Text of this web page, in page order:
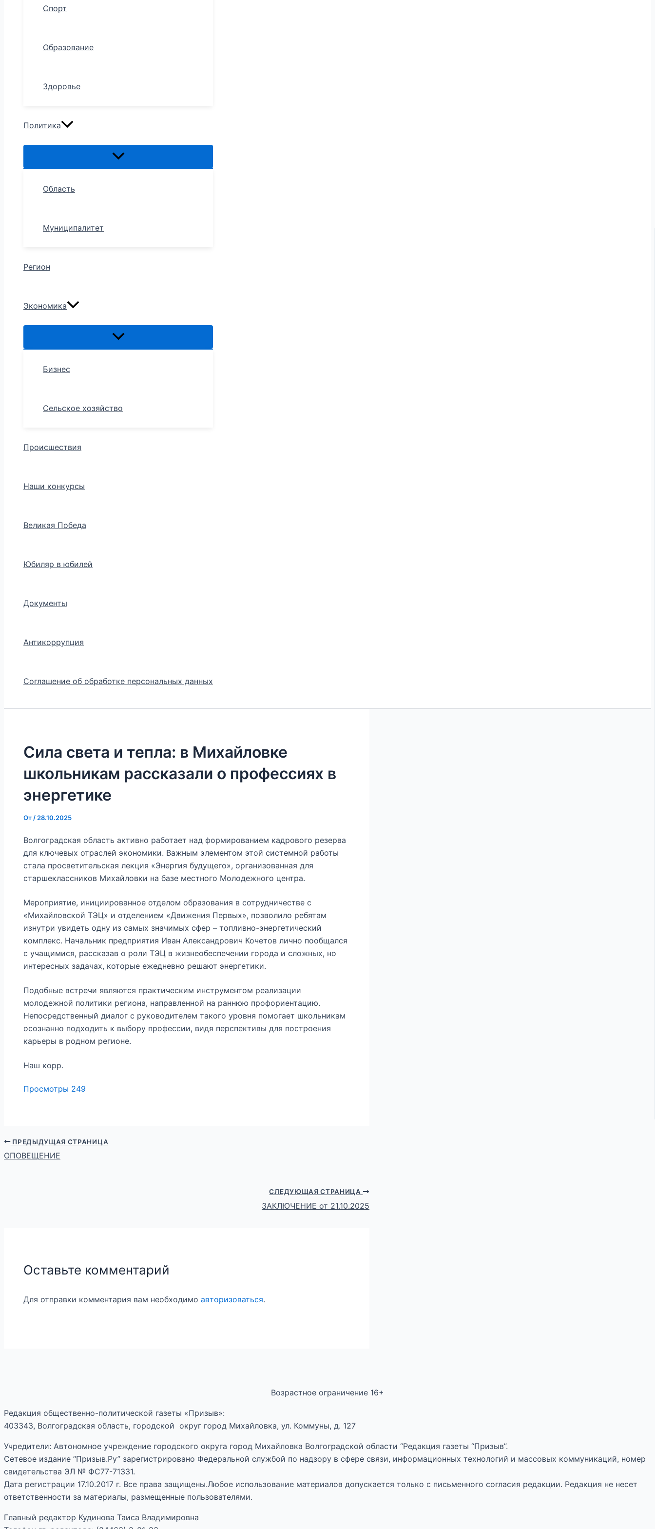
Спорт
Образование
Здоровье
Политика
Область
Муниципалитет
Регион
Экономика
Бизнес
Сельское хозяйство
Происшествия
Наши конкурсы
Великая Победа
Юбиляр в юбилей
Документы
Антикоррупция
Соглашение об обработке персональных данных
Сила света и тепла: в Михайловке
школьникам рассказали о профессиях в
энергетике
От / 28.10.2025
Волгоградская область активно работает над формированием кадрового резерва
для ключевых отраслей экономики. Важным элементом этой системной работы
стала просветительская лекция «Энергия будущего», организованная для
старшеклассников Михайловки на базе местного Молодежного центра.
Мероприятие, инициированное отделом образования в сотрудничестве с
«Михайловской ТЭЦ» и отделением «Движения Первых», позволило ребятам
изнутри увидеть одну из самых значимых сфер – топливно-энергетический
комплекс. Начальник предприятия Иван Александрович Кочетов лично пообщался
с учащимися, рассказав о роли ТЭЦ в жизнеобеспечении города и сложных, но
интересных задачах, которые ежедневно решают энергетики.
Подобные встречи являются практическим инструментом реализации
молодежной политики региона, направленной на раннюю профориентацию.
Непосредственный диалог с руководителем такого уровня помогает школьникам
осознанно подходить к выбору профессии, видя перспективы для построения
карьеры в родном регионе.
Наш корр.
Просмотры 249
ПРЕДЫДУЩАЯ СТРАНИЦА
ОПОВЕЩЕНИЕ
СЛЕДУЮЩАЯ СТРАНИЦА
ЗАКЛЮЧЕНИЕ от 21.10.2025
Оставьте комментарий
Для отправки комментария вам необходимо авторизоваться.
Возрастное ограничение 16+
Редакция общественно-политической газеты «Призыв»:
403343, Волгоградская область, городской округ город Михайловка, ул. Коммуны, д. 127
Учредители: Автономное учреждение городского округа город Михайловка Волгоградской области “Редакция газеты “Призыв”.
Сетевое издание “Призыв.Ру” зарегистрировано Федеральной службой по надзору в сфере связи, информационных технологий и массовых коммуникаций, номер
свидетельства ЭЛ № ФС77-71331.
Дата регистрации 17.10.2017 г. Все права защищены.Любое использование материалов допускается только с письменного согласия редакции. Редакция не несет
ответственности за материалы, размещенные пользователями.
Главный редактор Кудинова Таиса Владимировна